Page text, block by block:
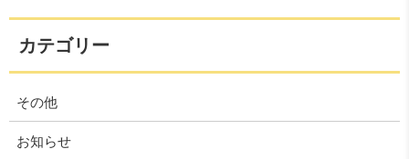
カテゴリー
その他
お知らせ